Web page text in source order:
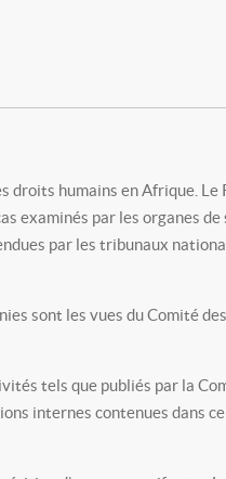
humains en Afrique. Le
examinés par les organes
par les tribunaux
sont les vues du Comité
tels que publiés par la
internes contenues dans